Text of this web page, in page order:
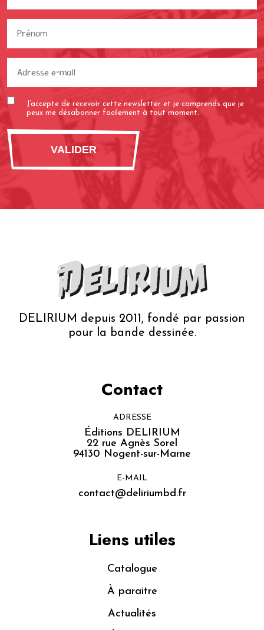
(Nécessaire)
J’accepte de recevoir cette newsletter et je comprends que je
peux me désabonner facilement à tout moment.
DELIRIUM depuis 2011, fondé par passion
pour la bande dessinée.
Contact
ADRESSE
Éditions DELIRIUM
22 rue Agnès Sorel
94130 Nogent-sur-Marne
E-MAIL
contact@deliriumbd.fr
Liens utiles
Catalogue
À paraitre
Actualités